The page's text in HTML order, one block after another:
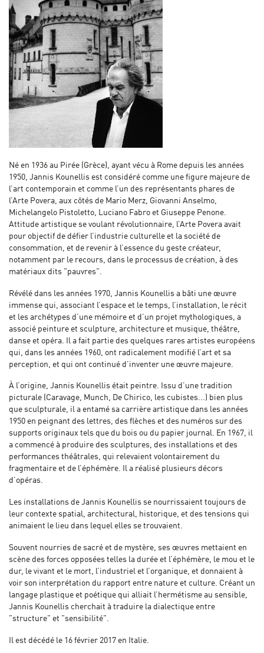
Né en 1936 au Pirée (Grèce), ayant vécu à Rome depuis les années
1950, Jannis Kounellis est considéré comme une figure majeure de
l’art contemporain et comme l’un des représentants phares de
l’Arte Povera, aux côtés de Mario Merz, Giovanni Anselmo,
Michelangelo Pistoletto, Luciano Fabro et Giuseppe Penone.
Attitude artistique se voulant révolutionnaire, l’Arte Povera avait
pour objectif de défier l’industrie culturelle et la société de
consommation, et de revenir à l’essence du geste créateur,
notamment par le recours, dans le processus de création, à des
matériaux dits "pauvres".
Révélé dans les années 1970, Jannis Kounellis a bâti une œuvre
immense qui, associant l’espace et le temps, l’installation, le récit
et les archétypes d’une mémoire et d’un projet mythologiques, a
associé peinture et sculpture, architecture et musique, théâtre,
danse et opéra. Il a fait partie des quelques rares artistes européens
qui, dans les années 1960, ont radicalement modifié l’art et sa
perception, et qui ont continué d’inventer une œuvre majeure.
À l’origine, Jannis Kounellis était peintre. Issu d’une tradition
picturale (Caravage, Munch, De Chirico, les cubistes...) bien plus
que sculpturale, il a entamé sa carrière artistique dans les années
1950 en peignant des lettres, des flèches et des numéros sur des
supports originaux tels que du bois ou du papier journal. En 1967, il
a commencé à produire des sculptures, des installations et des
performances théâtrales, qui relevaient volontairement du
fragmentaire et de l’éphémère. Il a réalisé plusieurs décors
d’opéras.
Les installations de Jannis Kounellis se nourrissaient toujours de
leur contexte spatial, architectural, historique, et des tensions qui
animaient le lieu dans lequel elles se trouvaient.
Souvent nourries de sacré et de mystère, ses œuvres mettaient en
scène des forces opposées telles la durée et l’éphémère, le mou et le
dur, le vivant et le mort, l’industriel et l’organique, et donnaient à
voir son interprétation du rapport entre nature et culture. Créant un
langage plastique et poétique qui alliait l’hermétisme au sensible,
Jannis Kounellis cherchait à traduire la dialectique entre
"structure" et "sensibilité".
Il est décédé le 16 février 2017 en Italie.